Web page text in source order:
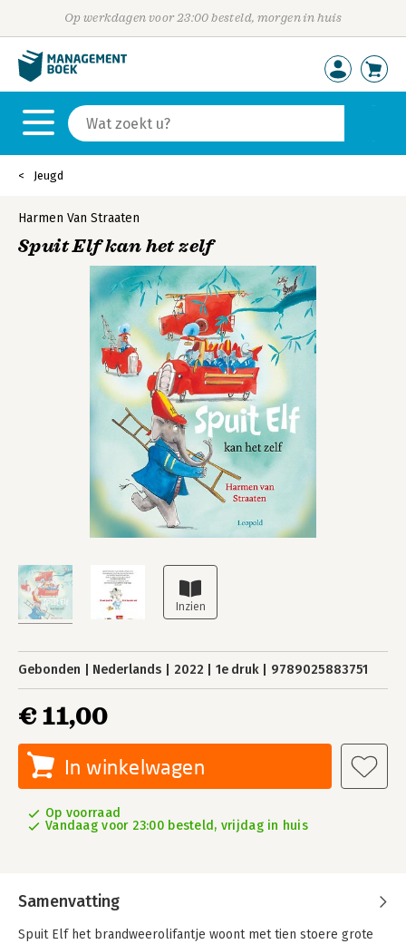
Op werkdagen voor 23:00 besteld, morgen in huis
Jeugd
Harmen Van Straaten
Spuit Elf kan het zelf
Gebonden Nederlands 2022 1e druk 9789025883751
€ 11,00
In winkelwagen
Op voorraad
Vandaag voor 23:00 besteld, vrijdag in huis
Samenvatting
Spuit Elf het brandweerolifantje woont met tien stoere grote